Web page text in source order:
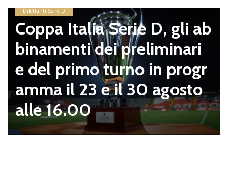
Dilettanti Serie D
Italia Serie D, gli ab
dei preliminari
del primo turno in progr
il 23 e il 30 agosto
16.00